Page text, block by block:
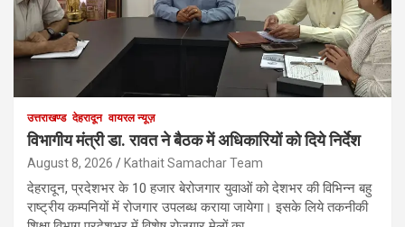
उत्तराखण्ड देहरादून वायरल न्यूज़
विभागीय मंत्री डा. रावत ने बैठक में अधिकारियों को दिये निर्देश
August 8, 2026 Kathait Samachar Team
देहरादून, प्रदेशभर के 10 हजार बेरोजगार युवाओं को देशभर की विभिन्न बहु
राष्ट्रीय कम्पनियों में रोजगार उपलब्ध कराया जायेगा। इसके लिये तकनीकी